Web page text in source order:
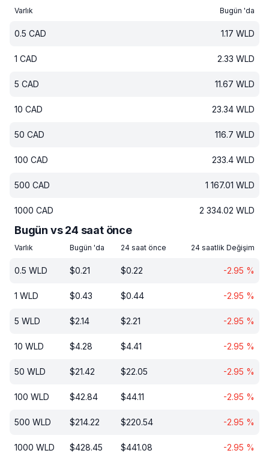
Varlık Bugün 'da
0.5 CAD 1.17 WLD
1 CAD 2.33 WLD
5 CAD 11.67 WLD
10 CAD 23.34 WLD
50 CAD 116.7 WLD
100 CAD 233.4 WLD
500 CAD 1 167.01 WLD
1000 CAD 2 334.02 WLD
Bugün vs 24 saat önce
Varlık Bugün 'da 24 saat önce 24 saatlik Değişim
0.5 WLD $0.21 $0.22 -2.95 %
1 WLD $0.43 $0.44 -2.95 %
5 WLD $2.14 $2.21 -2.95 %
10 WLD $4.28 $4.41 -2.95 %
50 WLD $21.42 $22.05 -2.95 %
100 WLD $42.84 $44.11 -2.95 %
500 WLD $214.22 $220.54 -2.95 %
1000 WLD $428.45 $441.08 -2.95 %